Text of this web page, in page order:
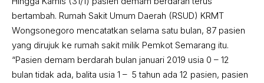
bertambah. Rumah Sakit Umum Daerah (RSUD) KRMT
Wongsonegoro mencatatkan selama satu bulan, 87 pasien
yang dirujuk ke rumah sakit milik Pemkot Semarang itu.
“Pasien demam berdarah bulan januari 2019 usia 0 – 12
bulan tidak ada, balita usia 1 – 5 tahun ada 12 pasien, pasien